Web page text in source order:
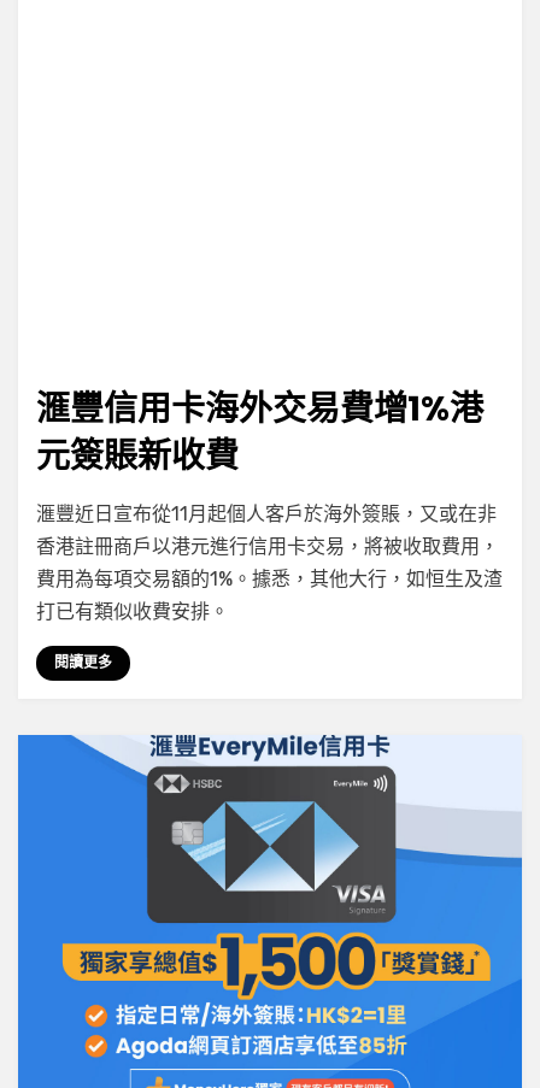
滙豐信用卡海外交易費增1%港
元簽賬新收費
by小編
Leave a commenton
滙
豐
信
用
易
費
增
1%
港
元
賬
新
收
費
滙豐近日宣布從11月起個人客戶於海外簽賬，又或在非
香港註冊商戶以港元進行信用卡交易，將被收取費用，
費用為每項交易額的1%。據悉，其他大行，如恒生及渣
打已有類似收費安排。
閱讀更多